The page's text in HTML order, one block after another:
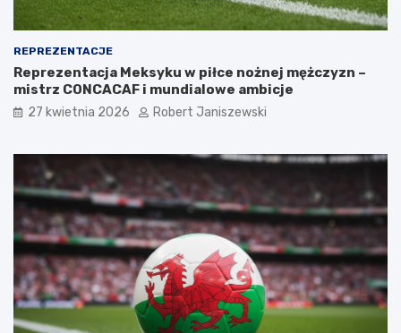
REPREZENTACJE
Reprezentacja Meksyku w piłce nożnej mężczyzn –
mistrz CONCACAF i mundialowe ambicje
27 kwietnia 2026 Robert Janiszewski